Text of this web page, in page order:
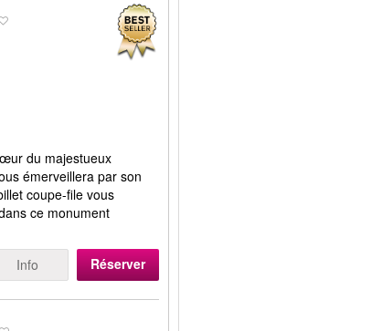
du majestueux
émerveillera par son
coupe-file vous
ce monument
Info Réserver